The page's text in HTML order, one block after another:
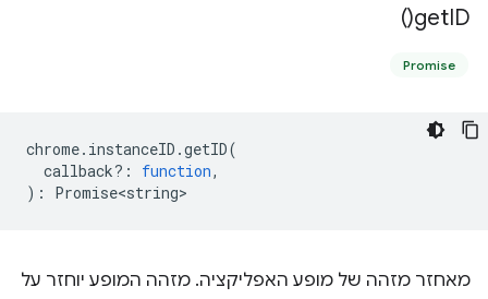
getID(
)
Promise
chrome. instanceID .getID(
callback? : function,
) : Promise<string>
מאחזר מזהה של מופע האפליקציה. מזהה המופע יוחזר על